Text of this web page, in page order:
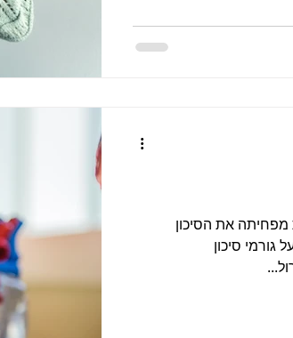
מפחיתה את הסיכון
סיכון